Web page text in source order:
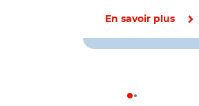
En savoir plus